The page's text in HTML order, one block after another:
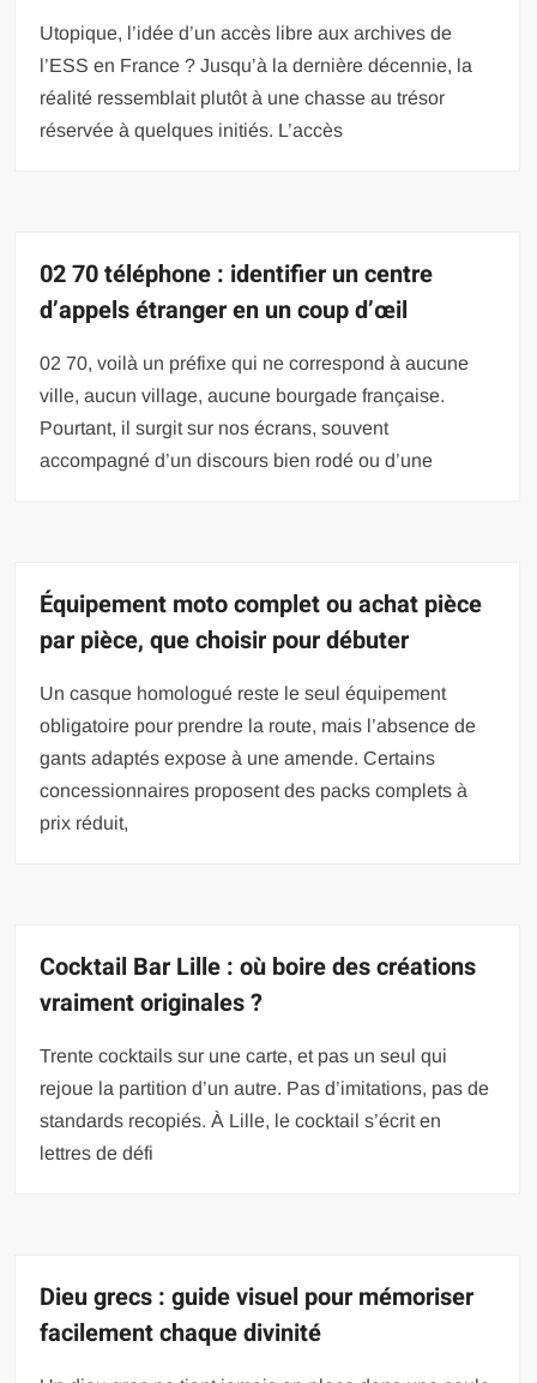
Utopique, l’idée d’un accès libre aux archives de
l’ESS en France ? Jusqu’à la dernière décennie, la
réalité ressemblait plutôt à une chasse au trésor
réservée à quelques initiés. L’accès
02 70 téléphone : identifier un centre
d’appels étranger en un coup d’œil
02 70, voilà un préfixe qui ne correspond à aucune
ville, aucun village, aucune bourgade française.
Pourtant, il surgit sur nos écrans, souvent
accompagné d’un discours bien rodé ou d’une
Équipement moto complet ou achat pièce
par pièce, que choisir pour débuter
Un casque homologué reste le seul équipement
obligatoire pour prendre la route, mais l’absence de
gants adaptés expose à une amende. Certains
concessionnaires proposent des packs complets à
prix réduit,
Cocktail Bar Lille : où boire des créations
vraiment originales ?
Trente cocktails sur une carte, et pas un seul qui
rejoue la partition d’un autre. Pas d’imitations, pas de
standards recopiés. À Lille, le cocktail s’écrit en
lettres de défi
Dieu grecs : guide visuel pour mémoriser
facilement chaque divinité